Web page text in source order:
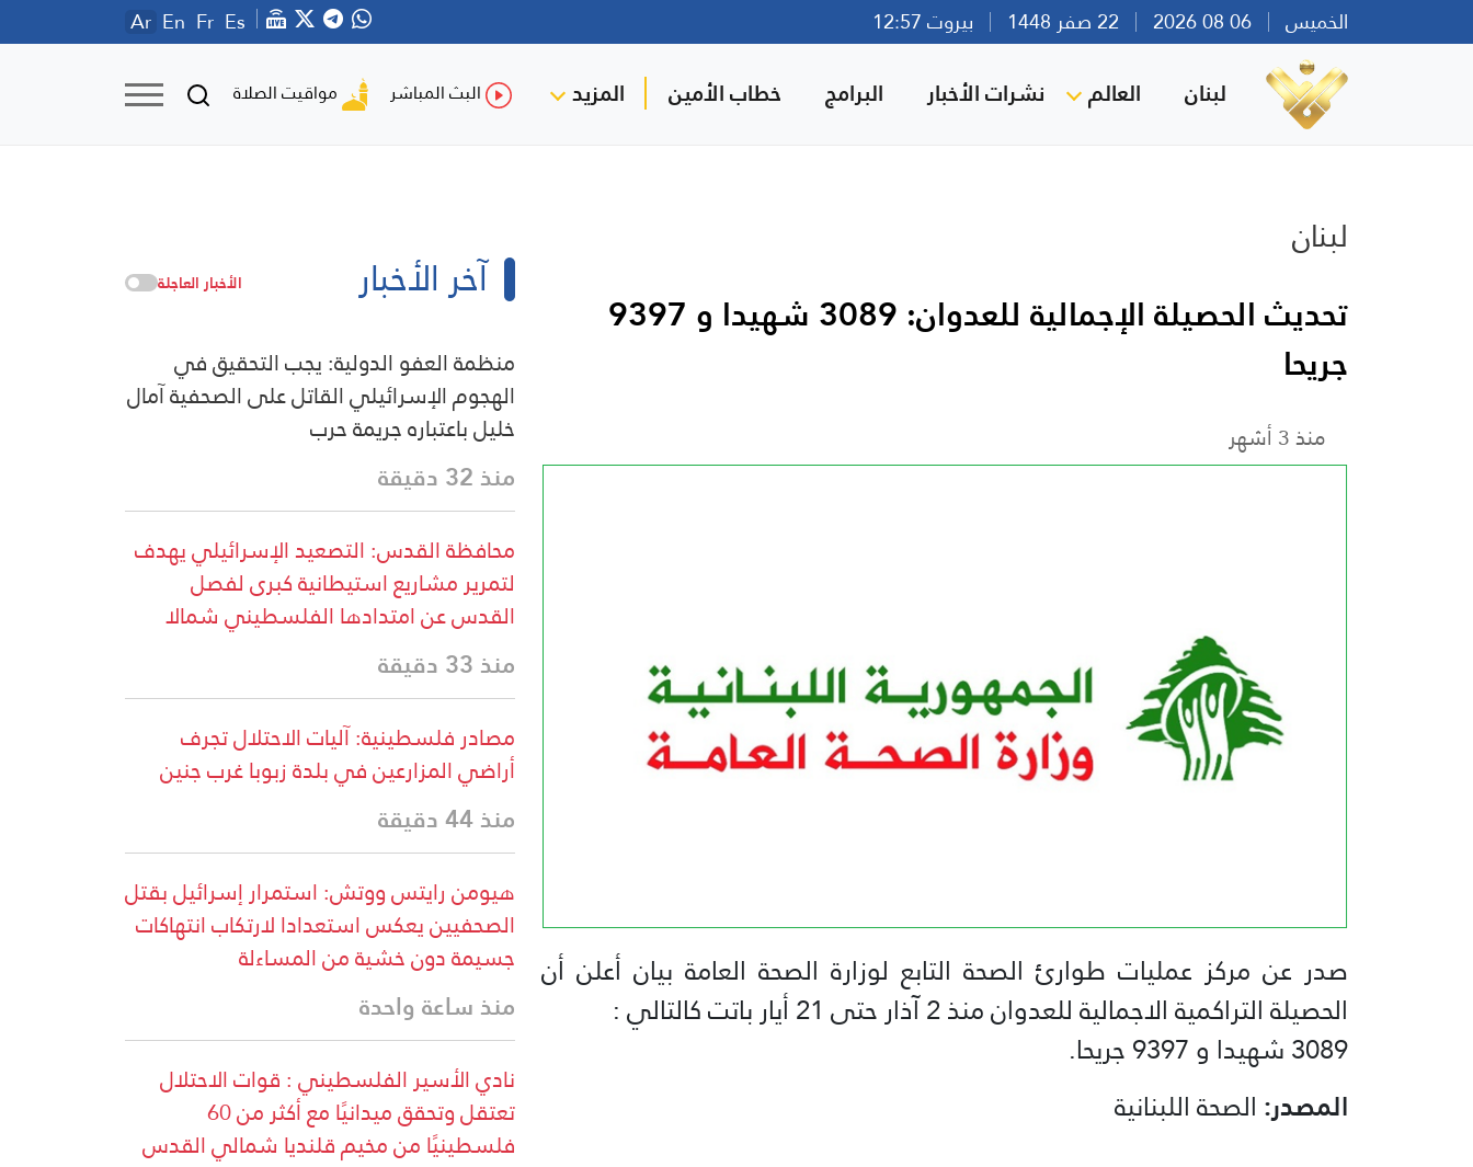
الخميس بيروت 12:57 Ar En Fr Es
لبنان العالم نشرات الأخبار البرامج خطاب الأمين المزيد البث المباشر مواقيت الصلاة
لبنان
تحديث الحصيلة الإجمالية للعدوان: 3089 شهيدا و 9397
جريحا
منذ 3 أشهر
صدر عن مركز عمليات طوارئ الصحة التابع لوزارة الصحة العامة بيان أعلن أن
الحصيلة التراكمية الاجمالية للعدوان منذ 2 آذار حتى 21 أيار باتت كالتالي :
3089 شهيدا و 9397 جريحا.
المصدر: الصحة اللبنانية
آخر الأخبار الأخبار العاجلة
منظمة العفو الدولية: يجب التحقيق في
الهجوم الإسرائيلي القاتل على الصحفية آمال
خليل باعتباره جريمة حرب
منذ 32 دقيقة
محافظة القدس: التصعيد الإسرائيلي يهدف
لتمرير مشاريع استيطانية كبرى لفصل
القدس عن امتدادها الفلسطيني شمالا
منذ 33 دقيقة
مصادر فلسطينية: آليات الاحتلال تجرف
أراضي المزارعين في بلدة زبوبا غرب جنين
منذ 44 دقيقة
هيومن رايتس ووتش: استمرار إسرائيل بقتل
الصحفيين يعكس استعدادا لارتكاب انتهاكات
جسيمة دون خشية من المساءلة
منذ ساعة واحدة
نادي الأسير الفلسطيني : قوات الاحتلال
تعتقل وتحقق ميدانيًا مع أكثر من 60
فلسطينيًا من مخيم قلنديا شمالي القدس